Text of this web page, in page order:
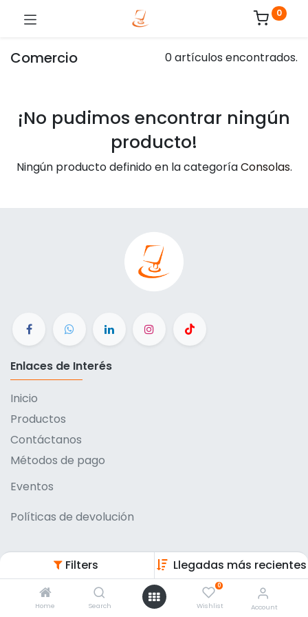
Filters Llegadas más recientes
Home Search
0
Wishlist Account
0
Comercio 0 artículos encontrados.
¡No pudimos encontrar ningún
producto!
Ningún producto definido en la categoríaConsolas.
Enlaces de Interés
Inicio
Productos
Contáctanos
Métodos de pago
Eventos
Políticas de devolución
Entrega a domicilio